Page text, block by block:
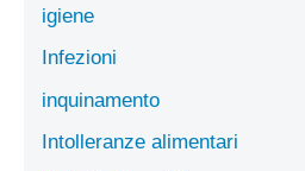
igiene
Infezioni
inquinamento
Intolleranze alimentari